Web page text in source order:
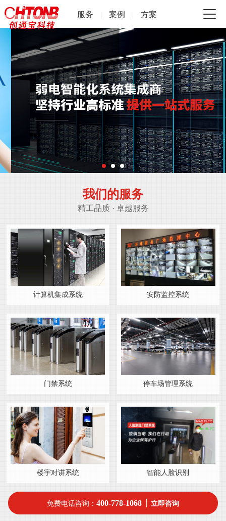
服务 案例 方案
我们的服务
精工品质 · 卓越服务
计算机集成系统 安防监控系统
门禁系统 停车场管理系统
楼宇对讲系统 智能人脸识别
免费电话咨询：400-778-1068 立即咨询